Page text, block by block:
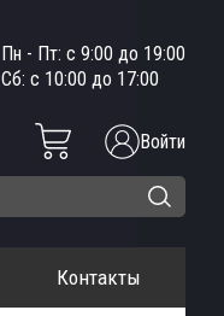
Пн - Пт: с 9:00 до 19:00
Сб: с 10:00 до 17:00
Войти
Контакты